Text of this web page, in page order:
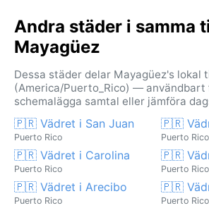
Andra städer i samma
Mayagüez
Dessa städer delar Mayagüez's lokal
(America/Puerto_Rico) — användbart
schemalägga samtal eller jämföra
🇵🇷 Vädret i San Juan
Puerto Rico
🇵🇷
Puerto Rico
🇵🇷 Vädret i Carolina
Puerto Rico
🇵🇷
Puerto Rico
🇵🇷 Vädret i Arecibo
Puerto Rico
🇵🇷
Puerto Rico